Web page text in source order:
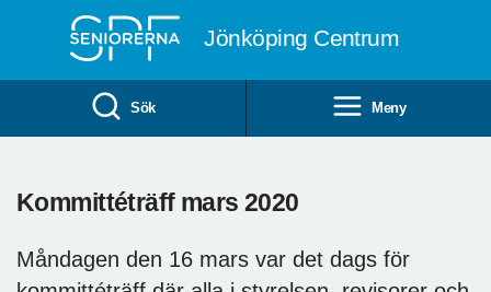
Jönköping Centrum
Sök Meny
Kommittéträff mars 2020
Måndagen den 16 mars var det dags för